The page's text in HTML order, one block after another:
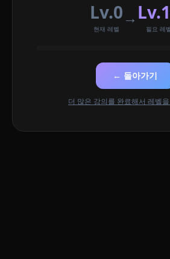
Lv.0
현재 레벨
→
필요 레
← 돌아가기
더 많은 강의를 완료해서 레벨